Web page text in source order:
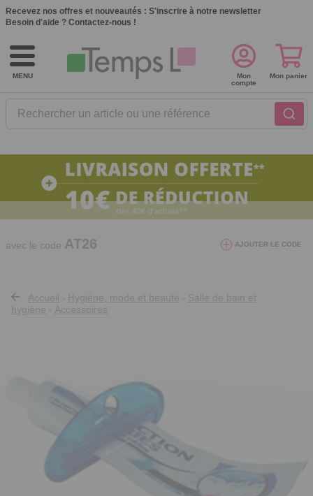
Recevez nos offres et nouveautés : S'inscrire à notre newsletter
Besoin d'aide ? Contactez-nous !
MENU
Rechercher un article ou une référence
Mon
compte
Mon panier
10€ de réduction dès 40€ d'achat. Offre
valable du 03/08/2026 au 12/08/2026.
avec le code AT26 AJOUTER LE CODE
Accueil Hygiène, mode et beauté
Salle de bain et
hygiène
Accessoires